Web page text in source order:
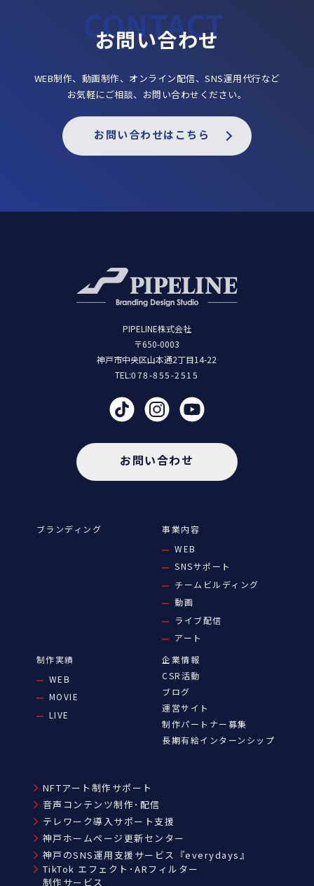
お問い合わせ
WEB制作、動画制作、オンライン配信、SNS運用代行など
お気軽にご相談、お問い合わせください。
お問い合わせはこちら
PIPELINE株式会社
〒650-0003
神戸市中央区山本通2丁目14-22
TEL:078-855-2515
お問い合わせ
ブランディング
事業内容
WEB
SNSサポート
チームビルディング
動画
ライブ配信
アート
制作実績
WEB
MOVIE
LIVE
企業情報
CSR活動
ブログ
運営サイト
制作パートナー募集
長期有給インターンシップ
NFTアート制作サポート
音声コンテンツ制作･配信
テレワーク導入サポート支援
神戸ホームページ更新センター
神戸のSNS運用支援サービス『everydays』
TikTok エフェクト･ARフィルター
制作サービス